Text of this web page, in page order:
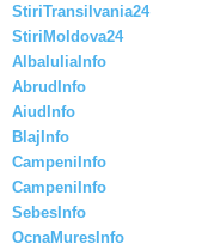
StiriTransilvania24
StiriMoldova24
AlbaIuliaInfo
AbrudInfo
AiudInfo
BlajInfo
CampeniInfo
CampeniInfo
SebesInfo
OcnaMuresInfo